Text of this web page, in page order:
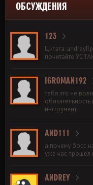
ОБСУЖДЕНИЯ
123
Цитата:
почитайте
IGROMAN192
тебя это не
инструмент
AND111
а почему босс
уже час прошёл
ANDREY